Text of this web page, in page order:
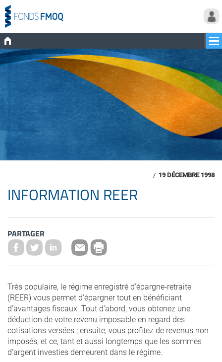
/ 19 DÉCEMBRE 1998
INFORMATION REER
PARTAGER
Très populaire, le régime enregistré d’épargne-retraite
(REER) vous permet d’épargner tout en bénéficiant
d’avantages fiscaux. Tout d’abord, vous obtenez une
déduction de votre revenu imposable en regard des
cotisations versées ; ensuite, vous profitez de revenus non
imposés, et ce, tant et aussi longtemps que les sommes
d’argent investies demeurent dans le régime.